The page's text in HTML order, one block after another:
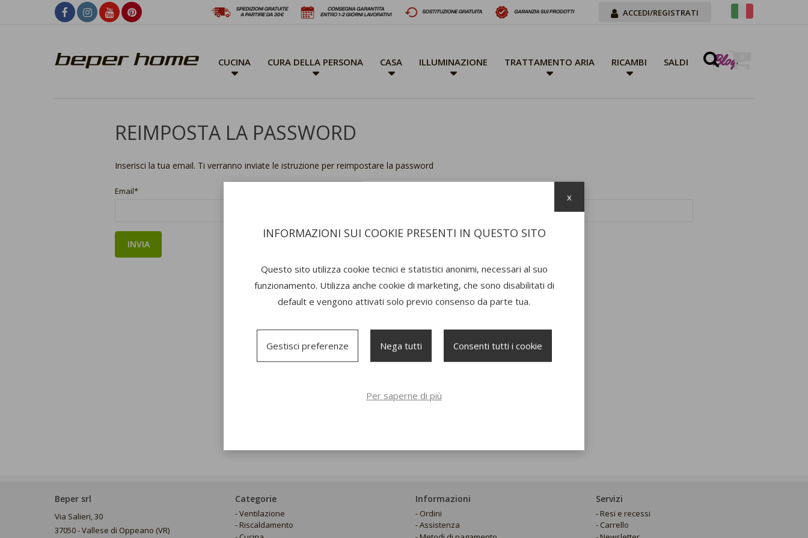
ACCEDI/REGISTRATI
CUCINA CURA DELLA PERSONA CASA ILLUMINAZIONE TRATTAMENTO ARIA RICAMBI SALDI Blog
REIMPOSTA LA PASSWORD
Inserisci la tua email. Ti verranno inviate le istruzione per reimpostare la password
Email
Beper srl
Via Salieri, 30
37050 - Vallese di Oppeano (VR)
Categorie
Ventilazione
Riscaldamento
Informazioni
Ordini
Assistenza
Servizi
Resi e recessi
Carrello
INFORMAZIONI SUI COOKIE PRESENTI IN QUESTO SITO
Questo sito utilizza cookie tecnici e statistici anonimi, necessari al suo
funzionamento. Utilizza anche cookie di marketing, che sono disabilitati di
default e vengono attivati solo previo consenso da parte tua.
Gestisci preferenze Nega tutti Consenti tutti i cookie
Per saperne di più
x